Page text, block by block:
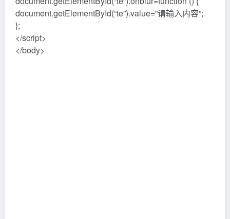
document.getElementById(“te”).value=”请输入内容”;
};
</script>
</body>